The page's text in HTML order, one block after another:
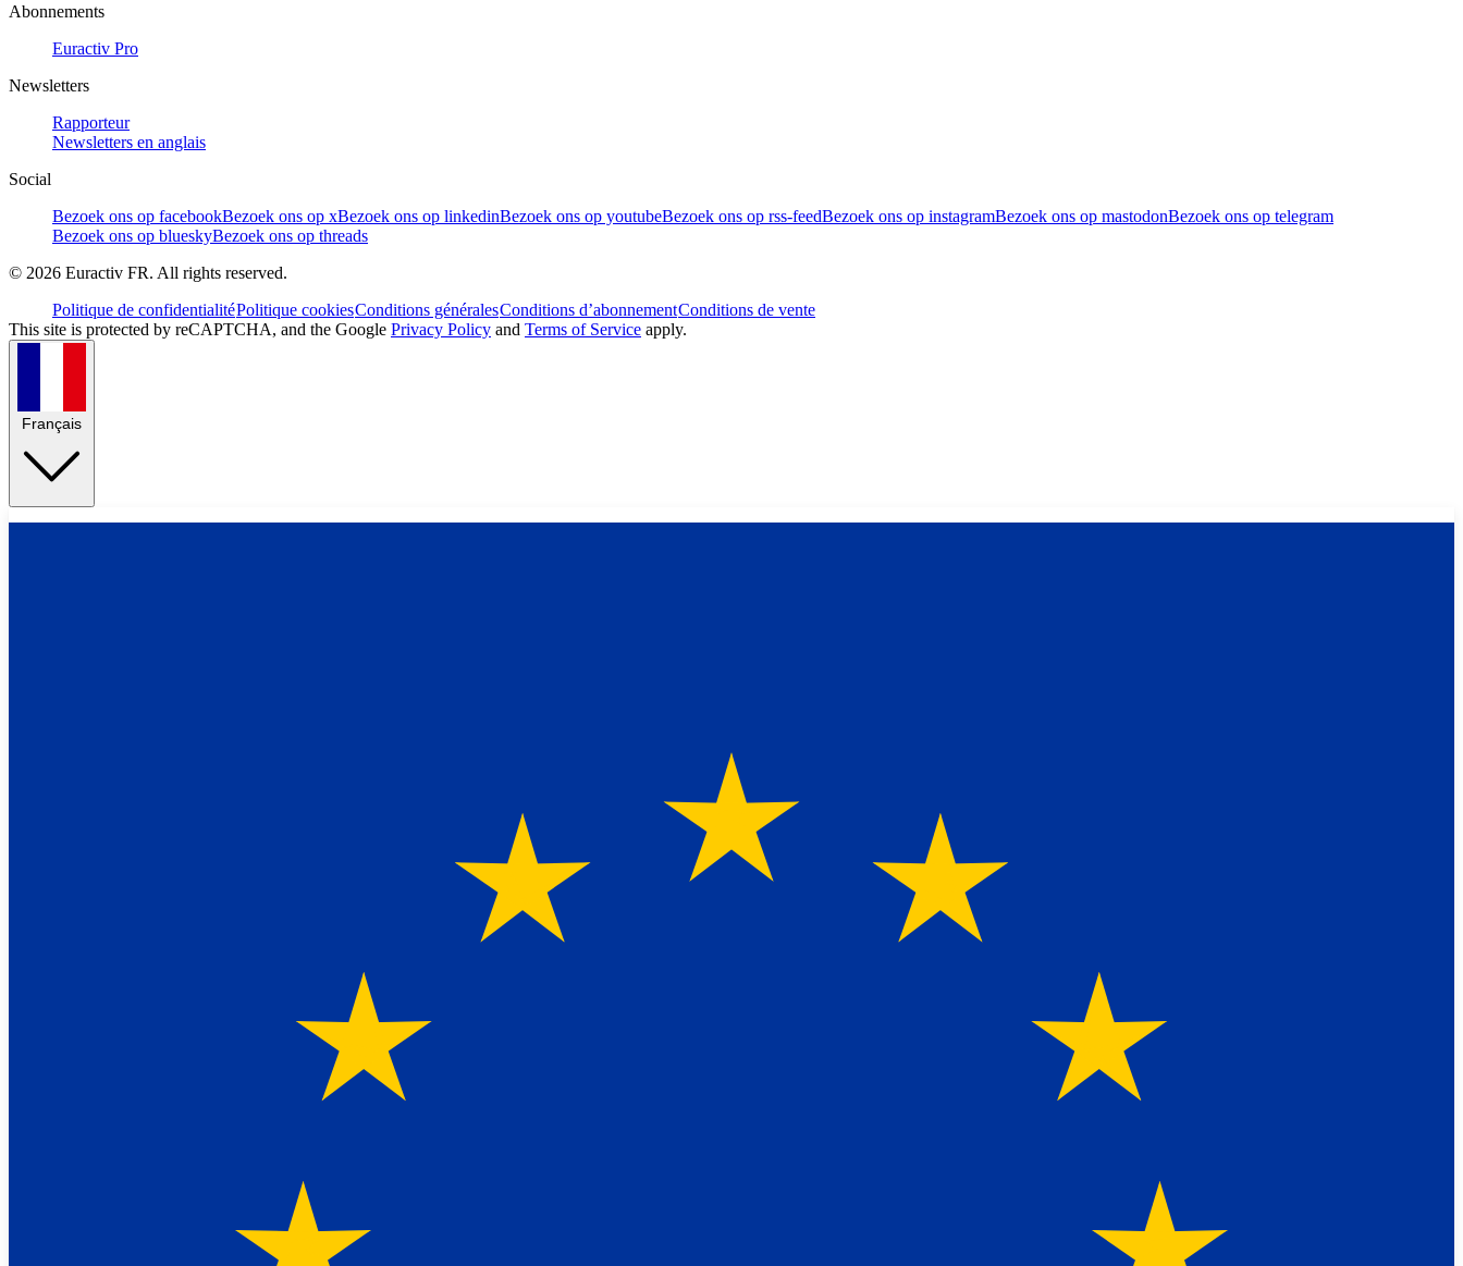
Abonnements
Euractiv Pro
Newsletters
Rapporteur
Newsletters en anglais
Social
Bezoek ons op facebookBezoek ons op xBezoek ons op linkedinBezoek ons op youtubeBezoek ons op rss-feedBezoek ons op instagramBezoek ons op mastodonBezoek ons op telegram
Bezoek ons op blueskyBezoek ons op threads
© 2026 Euractiv FR. All rights reserved.
Politique de confidentialitéPolitique cookiesConditions généralesConditions d’abonnementConditions de vente
This site is protected by reCAPTCHA, and the Google Privacy Policy and Terms of Service apply.
Français